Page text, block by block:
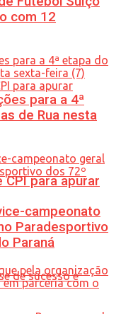
para apurar
com 12
para a 4ª
de Rua nesta
campeonato
Paradesportivo
Paraná